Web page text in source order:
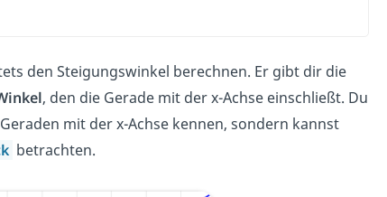
den Steigungswinkel berechnen. Er gibt dir die
, den die Gerade mit der x-Achse einschließt. Du
mit der x-Achse kennen, sondern kannst
betrachten.